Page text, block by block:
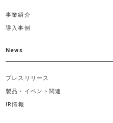
事業紹介
導入事例
News
プレスリリース
製品・イベント関連
IR情報